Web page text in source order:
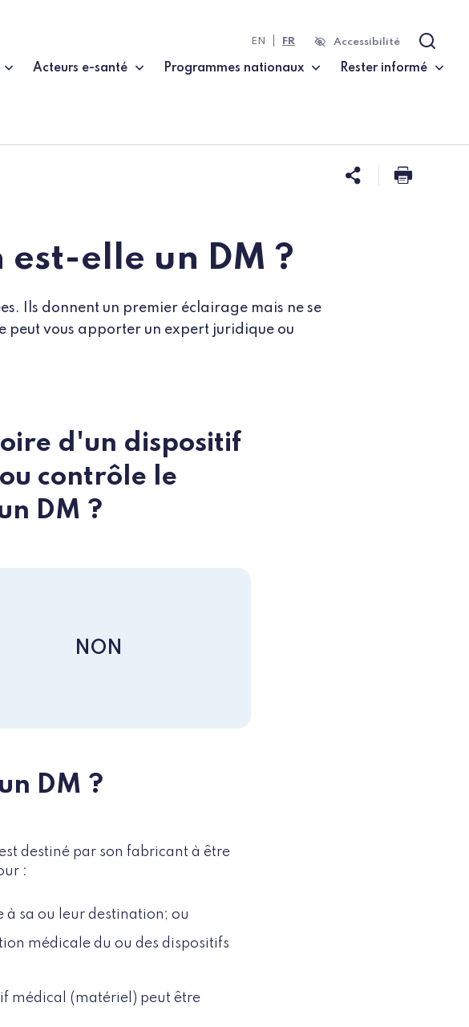
Acteurs e-santé Programmes nationaux Rester informé
EN FR Accessibilité
Partager
elle un DM ?
Ils donnent un premier éclairage mais ne se
peut vous apporter un expert juridique ou
d'un dispositif
contrôle le
DM ?
NON
DM ?
destiné par son fabricant à être
:
à sa ou leur destination; ou
médicale du ou des dispositifs
médical (matériel) peut être